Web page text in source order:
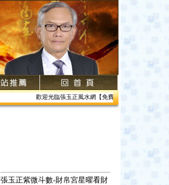
歡迎光臨張玉正風水網【免費網路線上教學】【
張玉正紫微斗數-財帛宮星曜看財